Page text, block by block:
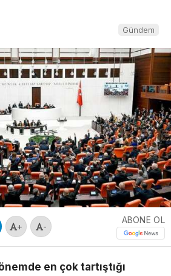
Gündem
+ -
ABONE OL
en çok tartıştığı